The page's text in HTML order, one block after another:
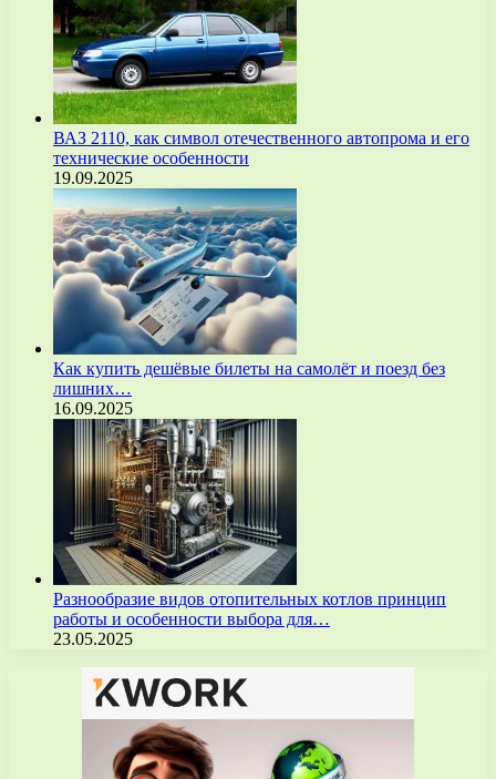
ВАЗ 2110, как символ отечественного автопрома и его
технические особенности
19.09.2025
Как купить дешёвые билеты на самолёт и поезд без
лишних…
16.09.2025
Разнообразие видов отопительных котлов принцип
работы и особенности выбора для…
23.05.2025